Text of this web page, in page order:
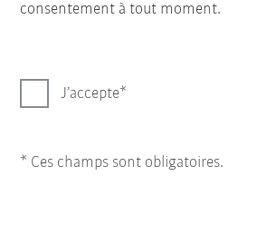
consentement à tout moment.
J’accepte
* Ces champs sont obligatoires.